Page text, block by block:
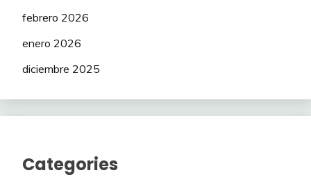
febrero 2026
enero 2026
diciembre 2025
Categories